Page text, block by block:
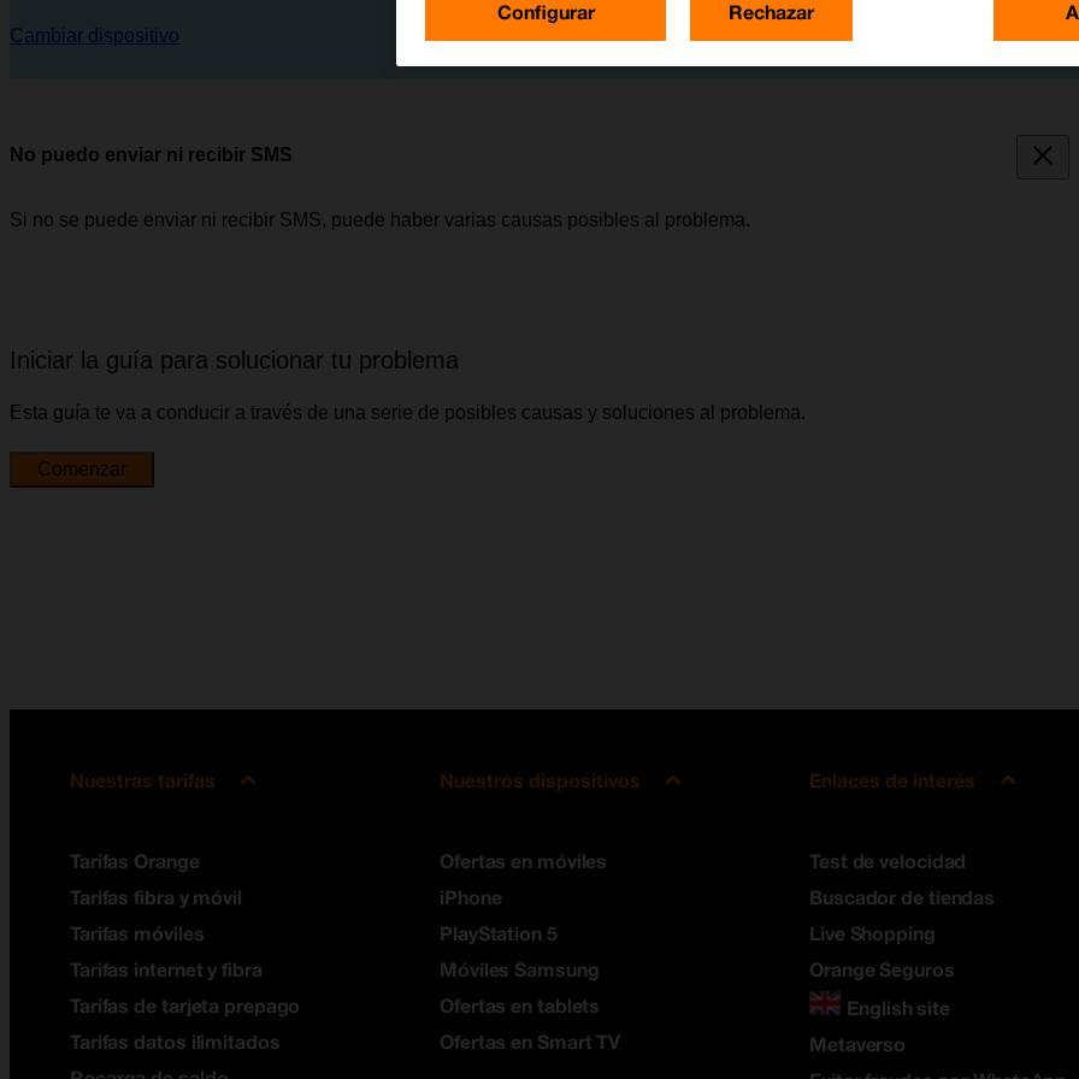
Cambiar dispositivo
No puedo enviar ni recibir SMS
Si no se puede enviar ni recibir SMS, puede haber varias causas posibles al problema.
Iniciar la guía para solucionar tu problema
Esta guía te va a conducir a través de una serie de posibles causas y soluciones al problema.
Comenzar
Nuestras tarifas
Tarifas Orange
Tarifas fibra y móvil
Tarifas móviles
Tarifas internet y fibra
Tarifas de tarjeta prepago
Tarifas datos ilimitados
Nuestros dispositivos
Ofertas en móviles
iPhone
PlayStation 5
Móviles Samsung
Ofertas en tablets
Ofertas en Smart TV
Enlaces de interés
Test de velocidad
Buscador de tiendas
Live Shopping
Orange Seguros
English site
Metaverso
Configurar Rechazar